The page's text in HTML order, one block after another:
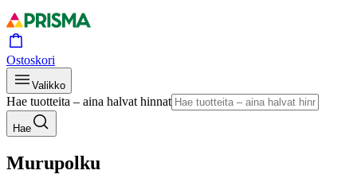
Ostoskori
Valikko
Hae tuotteita – aina halvat hinnat
Hae
Murupolku